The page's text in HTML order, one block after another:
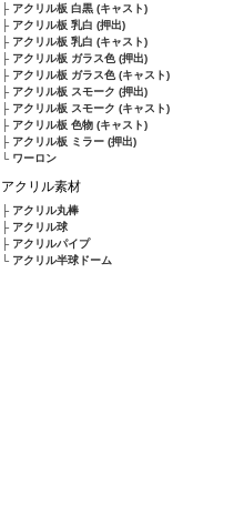
アクリル板 白黒 (キャスト)
アクリル板 乳白 (押出)
アクリル板 乳白 (キャスト)
アクリル板 ガラス色 (押出)
アクリル板 ガラス色 (キャスト)
アクリル板 スモーク (押出)
アクリル板 スモーク (キャスト)
アクリル板 色物 (キャスト)
アクリル板 ミラー (押出)
ワーロン
アクリル素材
アクリル丸棒
アクリル球
アクリルパイプ
アクリル半球ドーム